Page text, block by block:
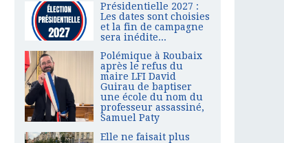
Présidentielle 2027 :
Les dates sont choisies
et la fin de campagne
sera inédite...
Polémique à Roubaix
après le refus du
maire LFI David
Guirau de baptiser
une école du nom du
professeur assassiné,
Samuel Paty
Elle ne faisait plus